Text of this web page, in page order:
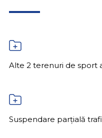
Alte 2 terenuri de sport
Suspendare parțială